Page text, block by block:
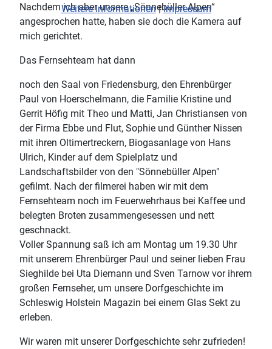
Nachdem ich aber unsere „Sönnebüller Alpen“
angesprochen hatte, haben sie doch die Kamera auf
mich gerichtet.
Das Fernsehteam hat dann
noch den Saal von Friedensburg, den Ehrenbürger
Paul von Hoerschelmann, die Familie Kristine und
Gerrit Höfig mit Theo und Matti, Jan Christiansen von
der Firma Ebbe und Flut, Sophie und Günther Nissen
mit ihren Oltimertreckern, Biogasanlage von Hans
Ulrich, Kinder auf dem Spielplatz und
Landschaftsbilder von den "Sönnebüller Alpen"
gefilmt. Nach der filmerei haben wir mit dem
Fernsehteam noch im Feuerwehrhaus bei Kaffee und
belegten Broten zusammengesessen und nett
geschnackt.
Voller Spannung saß ich am Montag um 19.30 Uhr
mit unserem Ehrenbürger Paul und seiner lieben Frau
Sieghilde bei Uta Diemann und Sven Tarnow vor ihrem
großen Fernseher, um unsere Dorfgeschichte im
Schleswig Holstein Magazin bei einem Glas Sekt zu
erleben.
Wir waren mit unserer Dorfgeschichte sehr zufrieden!
Weitere Informationen|Impressum